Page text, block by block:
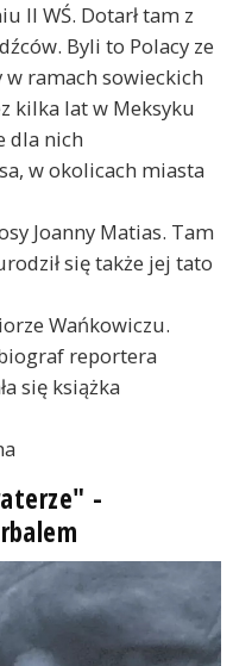
II WŚ. Dotarł tam z
Byli to Polacy ze
w ramach sowieckich
kilka lat w Meksyku
dla nich
w okolicach miasta
Joanny Matias. Tam
się także jej tato
Wańkowiczu.
reportera
się książka
-